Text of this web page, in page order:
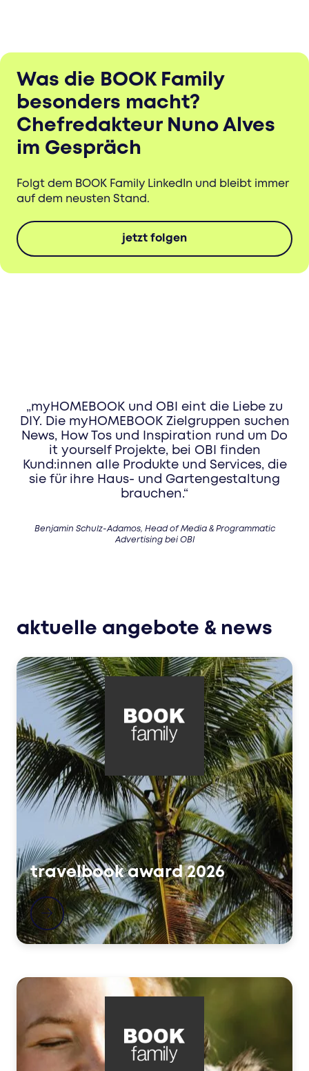
Was die BOOK Family
besonders macht?
Chefredakteur Nuno Alves
im Gespräch
Folgt dem BOOK Family LinkedIn und bleibt immer
auf dem neusten Stand.
jetzt folgen
„myHOMEBOOK und OBI eint die Liebe zu
DIY. Die myHOMEBOOK Zielgruppen suchen
News, How Tos und Inspiration rund um Do
it yourself Projekte, bei OBI finden
Kund:innen alle Produkte und Services, die
sie für ihre Haus- und Gartengestaltung
brauchen.“
Benjamin Schulz-Adamos, Head of Media & Programmatic
Advertising bei OBI
aktuelle angebote & news
travelbook award 2026